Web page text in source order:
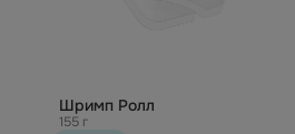
Шримп Ролл
155 г